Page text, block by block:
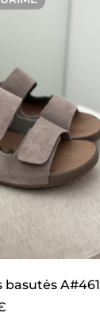
basutės A#461